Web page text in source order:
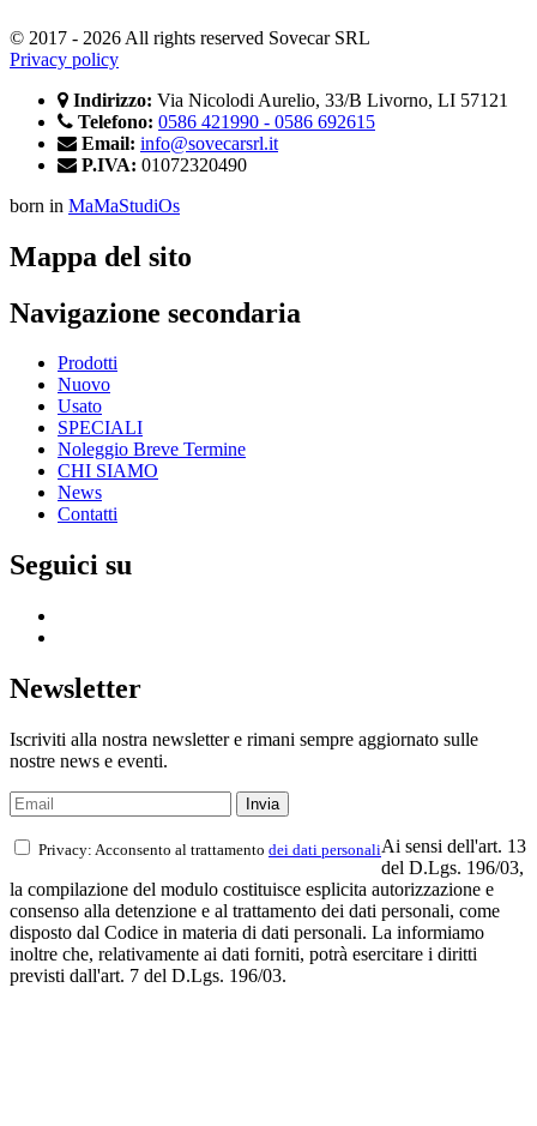
© 2017 - 2026 All rights reserved Sovecar SRL
Privacy policy
Indirizzo: Via Nicolodi Aurelio, 33/B Livorno, LI 57121
Telefono: 0586 421990 - 0586 692615
Email: info@sovecarsrl.it
P.IVA: 01072320490
born in MaMaStudiOs
Mappa del sito
Navigazione secondaria
Prodotti
Nuovo
Usato
SPECIALI
Noleggio Breve Termine
CHI SIAMO
News
Contatti
Seguici su
Newsletter
Iscriviti alla nostra newsletter e rimani sempre aggiornato sulle
nostre news e eventi.
Privacy: Acconsento al trattamento dei dati personaliAi sensi dell'art. 13
del D.Lgs. 196/03,
la compilazione del modulo costituisce esplicita autorizzazione e
consenso alla detenzione e al trattamento dei dati personali, come
disposto dal Codice in materia di dati personali. La informiamo
inoltre che, relativamente ai dati forniti, potrà esercitare i diritti
previsti dall'art. 7 del D.Lgs. 196/03.